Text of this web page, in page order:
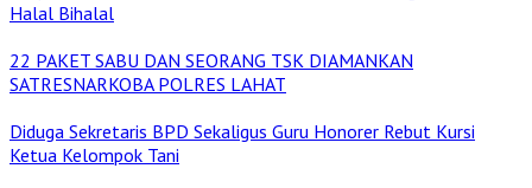
Halal Bihalal
22 PAKET SABU DAN SEORANG TSK DIAMANKAN
SATRESNARKOBA POLRES LAHAT
Diduga Sekretaris BPD Sekaligus Guru Honorer Rebut Kursi
Ketua Kelompok Tani